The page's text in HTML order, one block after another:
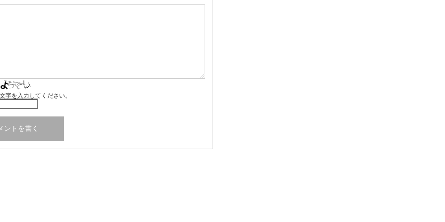
字を入力してください。